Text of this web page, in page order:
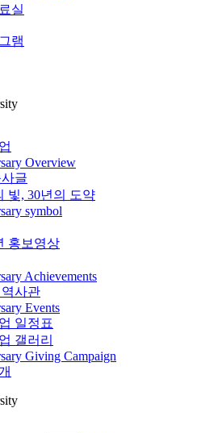
실
램
Overview
글
빛, 30년의 도약
symbol
홍보영상
Achievements
사관
Events
일정표
갤러리
Giving Campaign